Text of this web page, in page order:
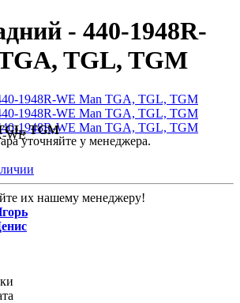
- 440-1948R-
TGL, TGM
TGM
WEуточняйте у менеджера.
их нашему менеджеру!